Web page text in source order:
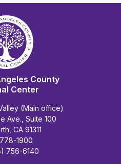
County
Center
(Main office)
Ave., Suite 100
CA 91311
1900
756-6140